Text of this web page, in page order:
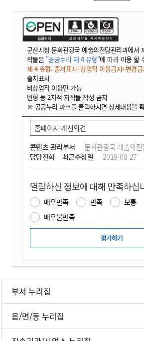
군산시청 문화관광국 예술의전당관리과에서
작물은 "공공누리 제 4 유형"에 따라 이용 할
제 4 유형: 출처표시+상업적 이용금지+변경금
출처표시
비상업적 이용만 가능
변형 등 2차적 저작물 작성 금지
※ 공공누리 마크를 클릭하시면 상세내용을
콘텐츠 관리부서
문화관광국 예술의
담당전화
최근수정일 2019-08-27
홈페이지 개선의견
열람하신 정보에 대해 만족하십
매우만족 만족 보통
매우불만족
부서 누리집
읍/면/동 누리집